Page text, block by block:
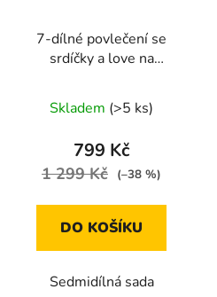
7-dílné povlečení se
srdíčky a love na
140x200 cm na dvě
postele
Skladem (>5 ks)
799 Kč
1 299 Kč (–38 %)
DO KOŠÍKU
Sedmidílná sada